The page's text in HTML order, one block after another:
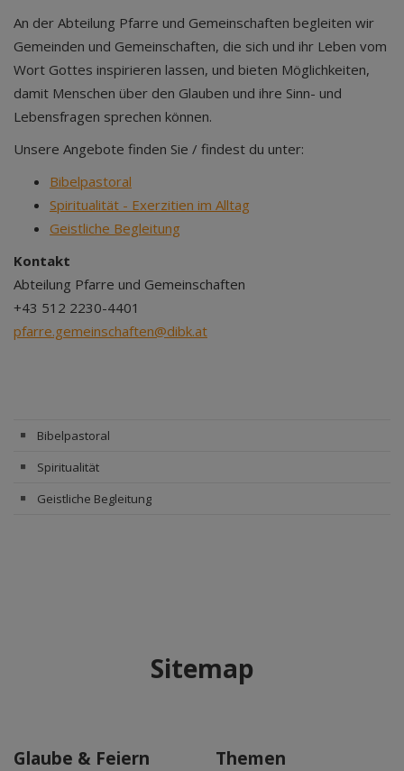
An der Abteilung Pfarre und Gemeinschaften begleiten wir
Gemeinden und Gemeinschaften, die sich und ihr Leben vom
Wort Gottes inspirieren lassen, und bieten Möglichkeiten,
damit Menschen über den Glauben und ihre Sinn- und
Lebensfragen sprechen können.
Unsere Angebote finden Sie / findest du unter:
Bibelpastoral
Spiritualität - Exerzitien im Alltag
Geistliche Begleitung
Kontakt
Abteilung Pfarre und Gemeinschaften
+43 512 2230-4401
pfarre.gemeinschaften@dibk.at
Bibelpastoral
Spiritualität
Geistliche Begleitung
Sitemap
Glaube & Feiern Themen